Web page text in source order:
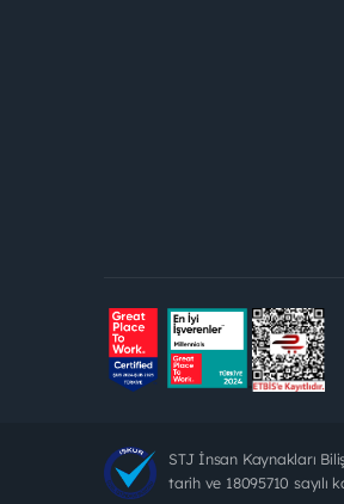
STJ İnsan Kaynakları
tarih ve 18095710 sayılı